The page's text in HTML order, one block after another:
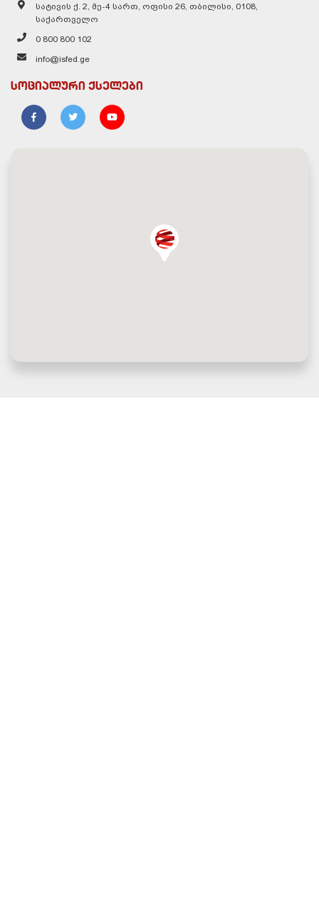
სატივის ქ. 2, მე-4 სართ, ოფისი 26, თბილისი, 0108,
საქართველო
0 800 800 102
info@isfed.ge
სოციალური ქსელები